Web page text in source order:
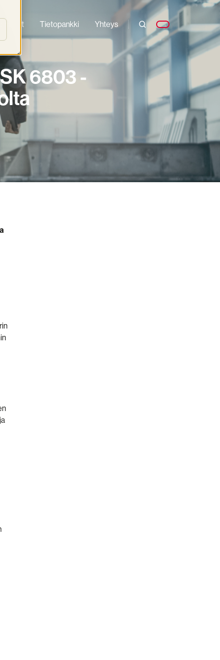
Tietopankki Yhteys
6803 -